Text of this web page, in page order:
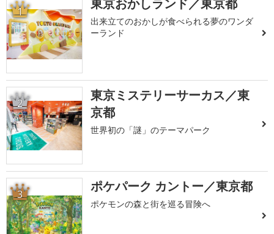
1 東京おかしランド／東京都
出来立てのおかしが食べられる夢のワンダ
ーランド
2
東京ミステリーサーカス／東
京都
世界初の「謎」のテーマパーク
3 ポケパーク カントー／東京都
ポケモンの森と街を巡る冒険へ